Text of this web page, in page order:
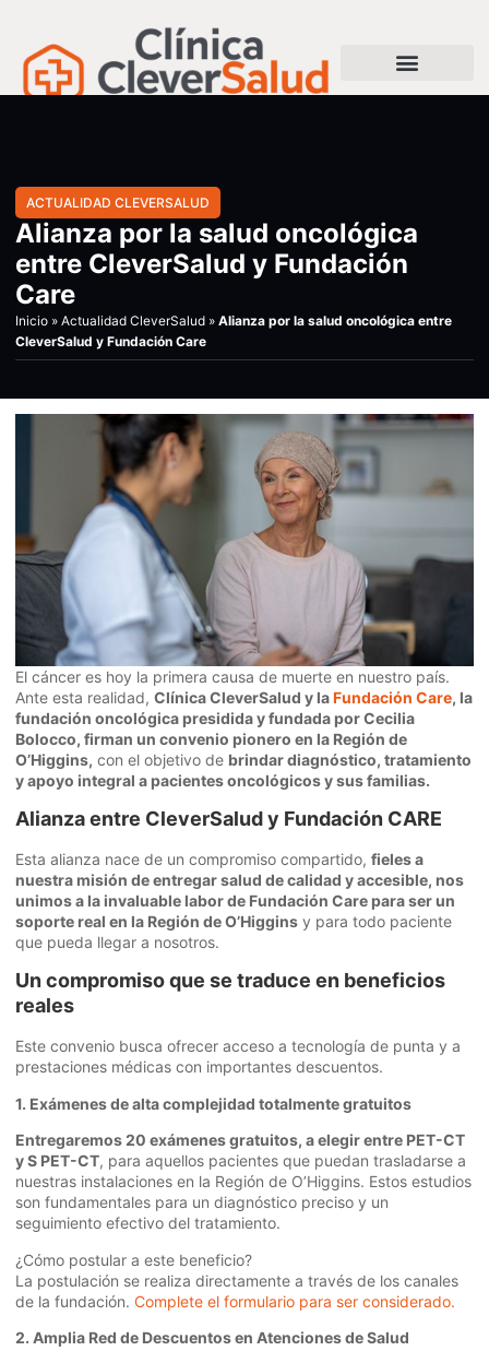
ACTUALIDAD CLEVERSALUD
Alianza por la salud oncológica
entre CleverSalud y Fundación
Care
Inicio » Actualidad CleverSalud » Alianza por la salud oncológica entre
CleverSalud y Fundación Care
El cáncer es hoy la primera causa de muerte en nuestro país.
Ante esta realidad, Clínica CleverSalud y laFundación Care, la
fundación oncológica presidida y fundada por Cecilia
Bolocco, firman un convenio pionero en la Región de
O’Higgins, con el objetivo de brindar diagnóstico, tratamiento
y apoyo integral a pacientes oncológicos y sus familias.
Alianza entre CleverSalud y Fundación CARE
Esta alianza nace de un compromiso compartido, fieles a
nuestra misión de entregar salud de calidad y accesible, nos
unimos a la invaluable labor de Fundación Care para ser un
soporte real en la Región de O’Higgins y para todo paciente
que pueda llegar a nosotros.
Un compromiso que se traduce en beneficios
reales
Este convenio busca ofrecer acceso a tecnología de punta y a
prestaciones médicas con importantes descuentos.
1. Exámenes de alta complejidad totalmente gratuitos
Entregaremos 20 exámenes gratuitos, a elegir entre PET-CT
y S PET-CT, para aquellos pacientes que puedan trasladarse a
nuestras instalaciones en la Región de O’Higgins. Estos estudios
son fundamentales para un diagnóstico preciso y un
seguimiento efectivo del tratamiento.
¿Cómo postular a este beneficio?
La postulación se realiza directamente a través de los canales
de la fundación. Complete el formulario para ser considerado.
2. Amplia Red de Descuentos en Atenciones de Salud